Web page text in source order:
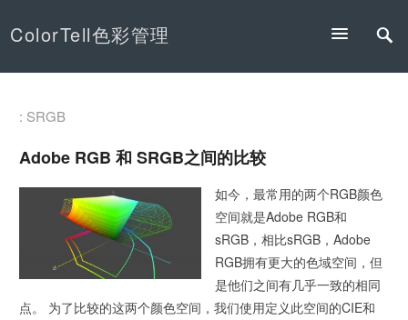
ColorTell色彩管理
: SRGB
Adobe RGB 和 SRGB之间的比较
如今，最常用的两个RGB颜色
空间就是Adobe RGB和
sRGB，相比sRGB，Adobe
RGB拥有更大的色域空间，但
是他们之间有几乎一致的相同
点。 为了比较的这两个颜色空间，我们使用定义此空间的CIE和